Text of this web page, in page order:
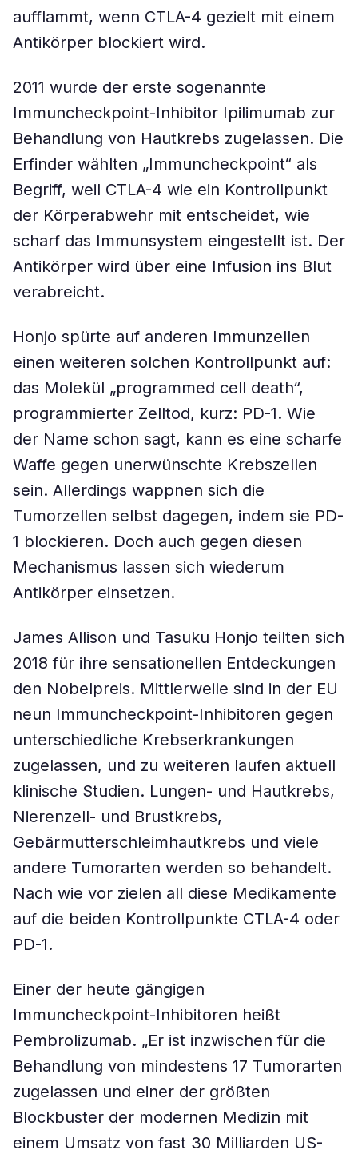
aufflammt, wenn CTLA-4 gezielt mit einem
Antikörper blockiert wird.
2011 wurde der erste sogenannte
Immuncheckpoint-Inhibitor Ipilimumab zur
Behandlung von Hautkrebs zugelassen. Die
Erfinder wählten „Immuncheckpoint“ als
Begriff, weil CTLA-4 wie ein Kontrollpunkt
der Körperabwehr mit entscheidet, wie
scharf das Immunsystem eingestellt ist. Der
Antikörper wird über eine Infusion ins Blut
verabreicht.
Honjo spürte auf anderen Immunzellen
einen weiteren solchen Kontrollpunkt auf:
das Molekül „programmed cell death“,
programmierter Zelltod, kurz: PD-1. Wie
der Name schon sagt, kann es eine scharfe
Waffe gegen unerwünschte Krebszellen
sein. Allerdings wappnen sich die
Tumorzellen selbst dagegen, indem sie PD-
1 blockieren. Doch auch gegen diesen
Mechanismus lassen sich wiederum
Antikörper einsetzen.
James Allison und Tasuku Honjo teilten sich
2018 für ihre sensationellen Entdeckungen
den Nobelpreis. Mittlerweile sind in der EU
neun Immuncheckpoint-Inhibitoren gegen
unterschiedliche Krebserkrankungen
zugelassen, und zu weiteren laufen aktuell
klinische Studien. Lungen- und Hautkrebs,
Nierenzell- und Brustkrebs,
Gebärmutterschleimhautkrebs und viele
andere Tumorarten werden so behandelt.
Nach wie vor zielen all diese Medikamente
auf die beiden Kontrollpunkte CTLA-4 oder
PD-1.
Einer der heute gängigen
Immuncheckpoint-Inhibitoren heißt
Pembrolizumab. „Er ist inzwischen für die
Behandlung von mindestens 17 Tumorarten
zugelassen und einer der größten
Blockbuster der modernen Medizin mit
einem Umsatz von fast 30 Milliarden US-